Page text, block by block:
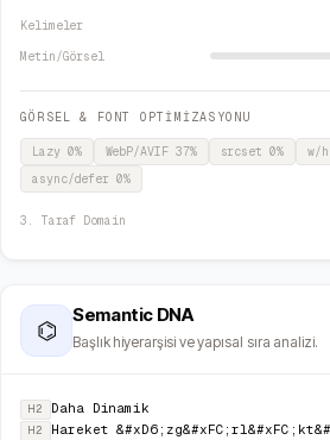
Kelimeler
Metin/Görsel
GÖRSEL & FONT OPTİMİZASYONU
Lazy 0% WebP/AVIF 37% srcset0% w/h
async/defer0%
3. Taraf Domain
⌬
Semantic DNA
Başlık hiyerarşisi ve yapısal sıra analizi.
H2 Daha Dinamik
H2